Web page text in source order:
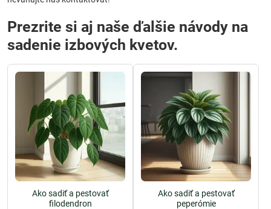
Prezrite si aj naše ďalšie návody na
sadenie izbových kvetov.
Ako sadiť a pestovať
filodendron
Ako sadiť a pestovať
peperómie